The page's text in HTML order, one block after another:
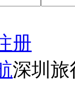
册
深圳旅